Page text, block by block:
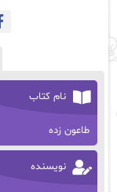
نام کتاب
طاعون زده
نویسنده